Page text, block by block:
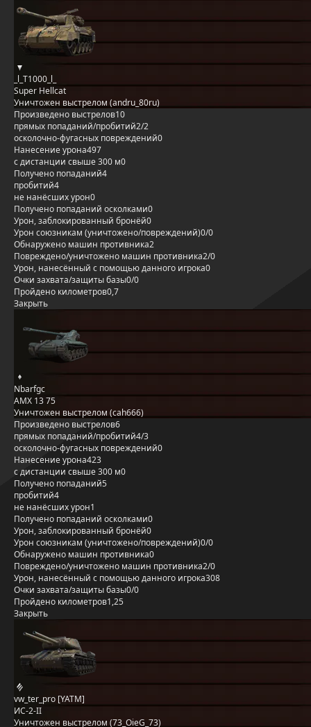
_l_T1000_l_
Super Hellcat
Уничтожен выстрелом (andru_80ru)
Произведено выстрелов10
прямых попаданий/пробитий2/2
осколочно-фугасных повреждений0
Нанесение урона497
с дистанции свыше 300 м0
Получено попаданий4
пробитий4
не нанёсших урон0
Получено попаданий осколками0
Урон, заблокированный бронёй0
Урон союзникам (уничтожено/повреждений)0/0
Обнаружено машин противника2
Повреждено/уничтожено машин противника2/0
Урон, нанесённый с помощью данного игрока0
Очки захвата/защиты базы0/0
Пройдено километров0,7
Закрыть
Nbarfgc
AMX 13 75
Уничтожен выстрелом (cah666)
Произведено выстрелов6
прямых попаданий/пробитий4/3
осколочно-фугасных повреждений0
Нанесение урона423
с дистанции свыше 300 м0
Получено попаданий5
пробитий4
не нанёсших урон1
Получено попаданий осколками0
Урон, заблокированный бронёй0
Урон союзникам (уничтожено/повреждений)0/0
Обнаружено машин противника0
Повреждено/уничтожено машин противника2/0
Урон, нанесённый с помощью данного игрока308
Очки захвата/защиты базы0/0
Пройдено километров1,25
Закрыть
vw_ter_pro [YATM]
ИС-2-II
Уничтожен выстрелом (73_OieG_73)